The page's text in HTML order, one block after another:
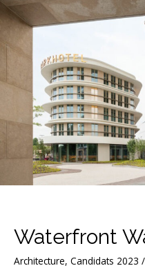
Waterfront
Architecture, Candidats 2023